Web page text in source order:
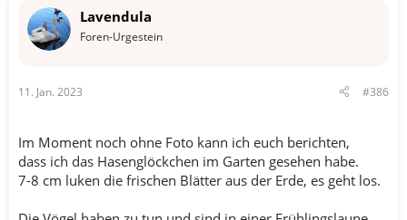
o
:
Lavendula
Foren-Urgestein
11. Jan. 2023 #386
Im Moment noch ohne Foto kann ich euch berichten,
dass ich das Hasenglöckchen im Garten gesehen habe.
7-8 cm luken die frischen Blätter aus der Erde, es geht los.